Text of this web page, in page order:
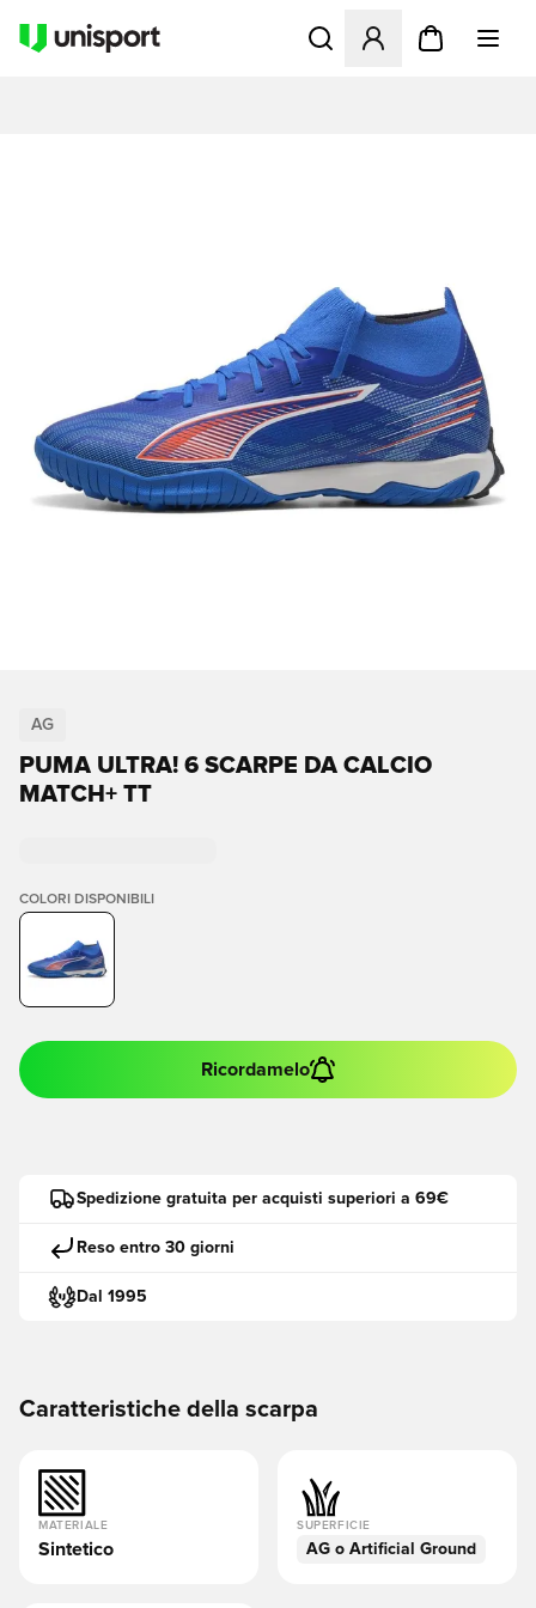
Apre una finestra modale
AG
PUMA ULTRA! 6 SCARPE DA CALCIO
MATCH+ TT
COLORI DISPONIBILI
Ricordamelo
Spedizione gratuita per acquisti superiori a 69€
Reso entro 30 giorni
Dal 1995
Caratteristiche della scarpa
MATERIALE
Sintetico
SUPERFICIE
AG o Artificial Ground